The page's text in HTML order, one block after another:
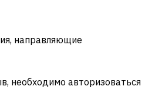
направляющие
необходимо авторизоваться